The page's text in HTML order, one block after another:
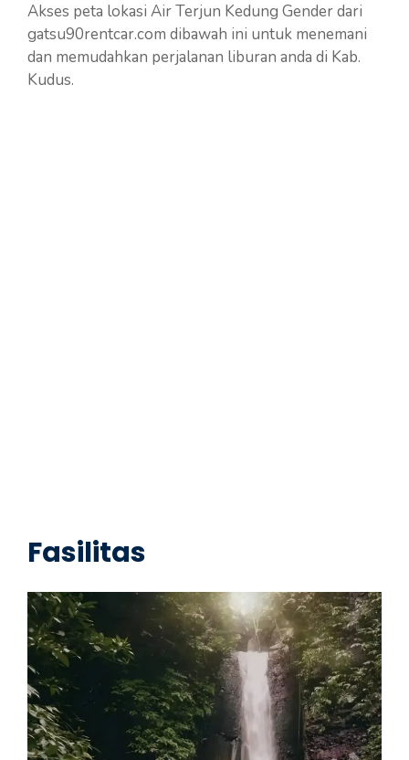
Akses peta lokasi Air Terjun Kedung Gender dari
gatsu90rentcar.com dibawah ini untuk menemani
dan memudahkan perjalanan liburan anda di Kab.
Kudus.
Fasilitas